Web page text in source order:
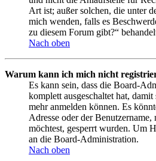
Art ist; außer solchen, die unter
mich wenden, falls es
zu diesem Forum gibt?“
Nach oben
Warum kann ich mich nicht
Es kann sein, dass die Board-
komplett ausgeschaltet hat,
mehr anmelden können. Es
Adresse oder der
möchtest, gesperrt wurden. Um
an die Board-Administration.
Nach oben